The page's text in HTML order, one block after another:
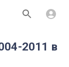
2011 в